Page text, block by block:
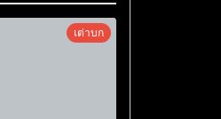
เต่าบก